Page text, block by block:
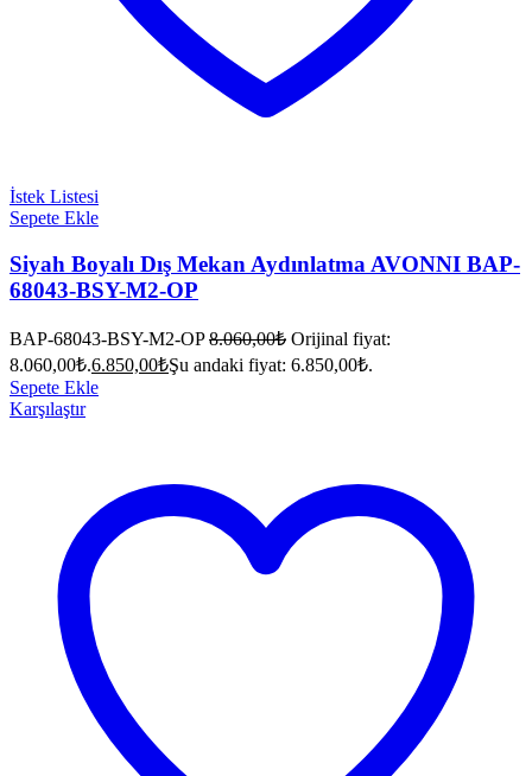
İstek Listesi
Sepete Ekle
Siyah Boyalı Dış Mekan Aydınlatma AVONNI BAP-
68043-BSY-M2-OP
BAP-68043-BSY-M2-OP 8.060,00₺ Orijinal fiyat:
8.060,00₺.6.850,00₺Şu andaki fiyat: 6.850,00₺.
Sepete Ekle
Karşılaştır